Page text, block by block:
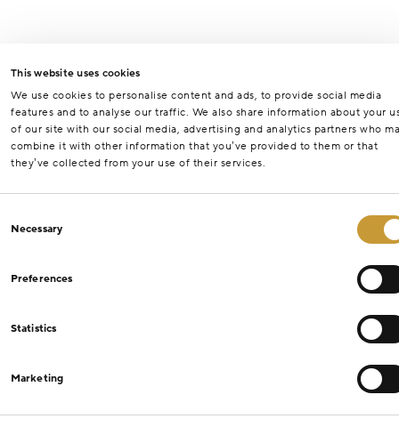
This website uses cookies
We use cookies to personalise content and ads, to provide social media
features and to analyse our traffic. We also share information about your
of our site with our social media, advertising and analytics partners who
combine it with other information that you’ve provided to them or that
they’ve collected from your use of their services.
Selection
Necessary
Preferences
Statistics
Marketing